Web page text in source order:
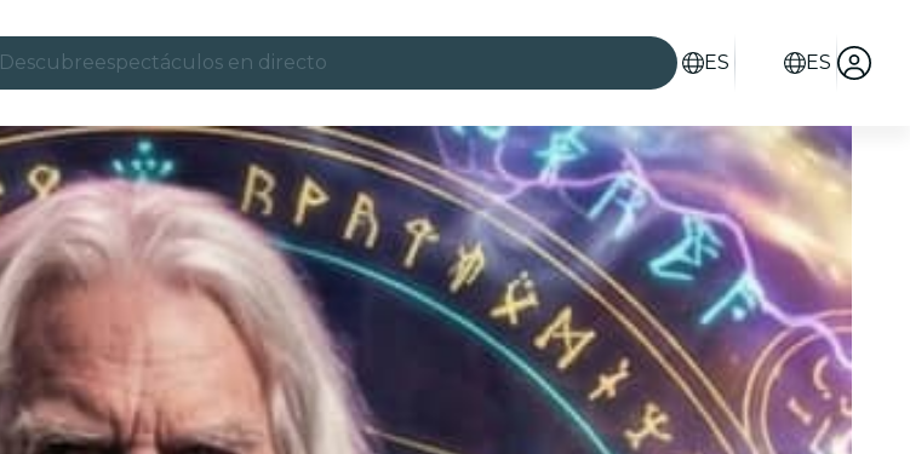
Descubreespectáculos en directo
candlelight
Londres
experiencias y ciudades
Seúl
ES ES